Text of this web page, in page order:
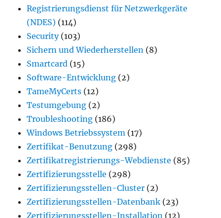
Registrierungsdienst für Netzwerkgeräte
(NDES) (114)
Security(103)
Sichern und Wiederherstellen (8)
Smartcard (15)
Software-Entwicklung (2)
TameMyCerts (12)
Testumgebung (2)
Troubleshooting (186)
Windows Betriebssystem (17)
Zertifikat-Benutzung (298)
Zertifikatregistrierungs-Webdienste (85)
Zertifizierungsstelle (298)
Zertifizierungsstellen-Cluster (2)
Zertifizierungsstellen-Datenbank (23)
Zertifizierungsstellen-Installation (12)